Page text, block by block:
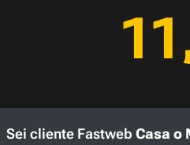
Sei cliente Fastweb Casa o